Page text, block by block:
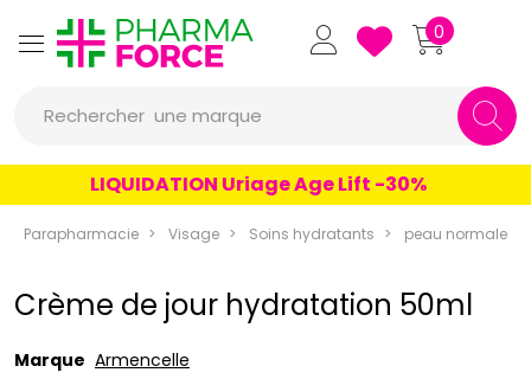
Pharmaforce Grande
0
Rechercher une marque
un produit
une marque
LIQUIDATION Uriage Age Lift -30%
Parapharmacie Visage Soins hydratants peau normale
Crème de jour hydratation 50ml
Marque Armencelle